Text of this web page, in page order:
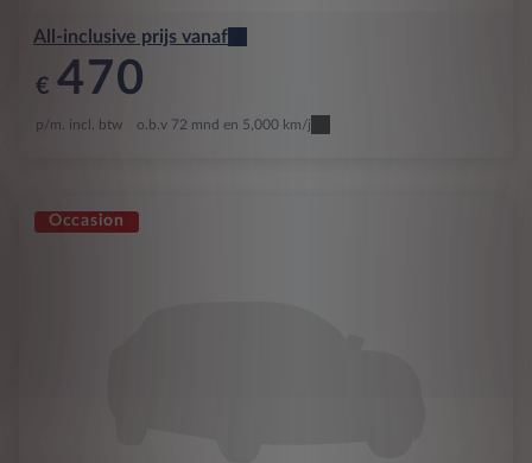
All-inclusive prijs vanaf
€ 470
p/m. incl. btw o.b.v 72 mnd en 5,000 km/j
Occasion